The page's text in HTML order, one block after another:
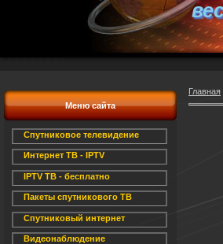
Меню сайта
Спутниковое телевидение
Интернет ТВ - IPTV
IPTV ТВ - бесплатно
Пакеты спутникового ТВ
Спутниковый интернет
Видеонаблюдение
Главная